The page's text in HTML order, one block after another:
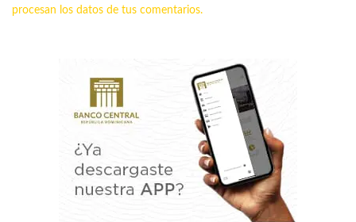
procesan los datos de tus comentarios.